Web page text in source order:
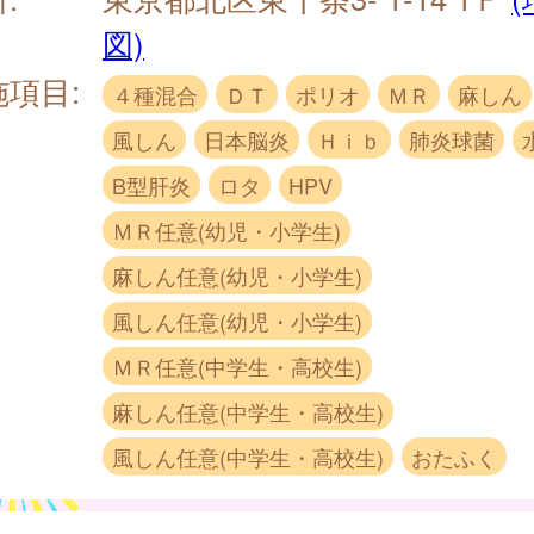
図)
目:
４種混合 ＤＴ ポリオ ＭＲ
麻しん
風しん
日本脳炎 Ｈｉｂ 肺炎球菌
B型肝炎
ロタ
HPV
ＭＲ任意(幼児・小学生)
麻しん任意(幼児・小学生)
風しん任意(幼児・小学生)
ＭＲ任意(中学生・高校生)
麻しん任意(中学生・高校生)
風しん任意(中学生・高校生)
おたふく